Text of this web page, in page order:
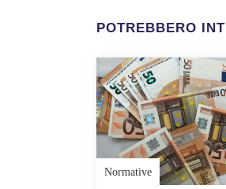
POTREBBERO
Normative